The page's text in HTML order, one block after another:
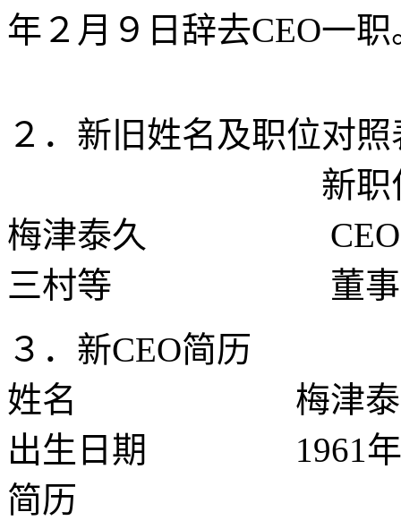
年２月９日辞去CEO一职
２．新旧姓名及职位对照
新职位
梅津泰久
三村等 董事
３．新CEO简历
姓名 梅津泰
出生日期 1961年6
简历